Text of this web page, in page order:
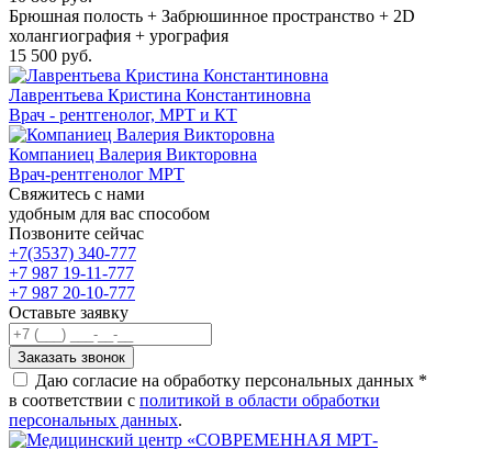
Брюшная полость + Забрюшинное пространство + 2D
холангиография + урография
15 500 руб.
Лаврентьева Кристина Константиновна
Врач - рентгенолог, МРТ и КТ
Компаниец Валерия Викторовна
Врач-рентгенолог МРТ
Свяжитесь с нами
удобным для вас способом
Позвоните сейчас
+7(3537) 340-777
+7 987 19-11-777
+7 987 20-10-777
Оставьте заявку
Даю согласие на обработку персональных данных *
в соответствии с политикой в области обработки
персональных данных.